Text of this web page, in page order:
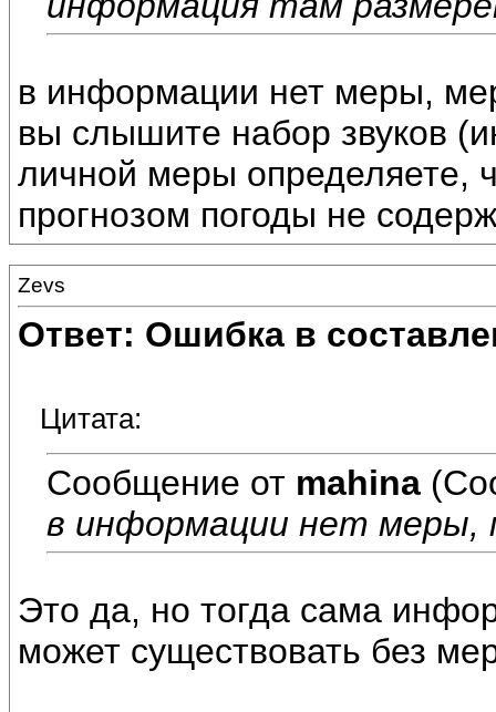
в информации нет меры,
вы слышите набор звуков
личной меры определяете,
прогнозом погоды не
Zevs
Ответ: Ошибка в
Цитата:
Сообщение от mahina
в информации нет меры,
Это да, но тогда сама
может существовать без